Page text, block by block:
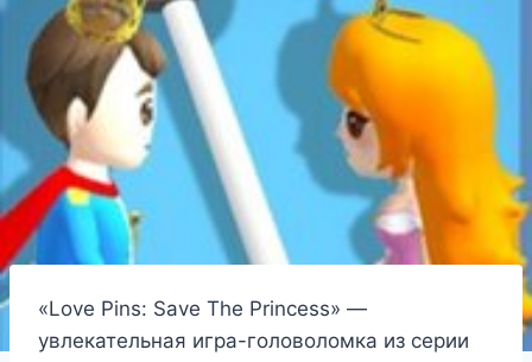
«Love Pins: Save The Princess» —
увлекательная игра-головоломка из серии